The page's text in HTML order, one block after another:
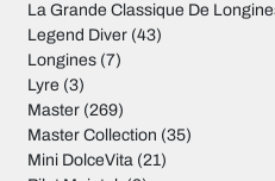
La Grande Classique De
Legend Diver(43)
Longines(7)
Lyre (3)
Master(269)
Master Collection (35)
Mini DolceVita(21)